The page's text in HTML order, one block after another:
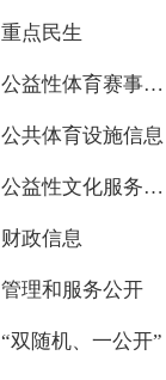
重点民生
公益性体育赛事活动
公共体育设施信息
公益性文化服务活动
财政信息
管理和服务公开
“双随机、一公开”